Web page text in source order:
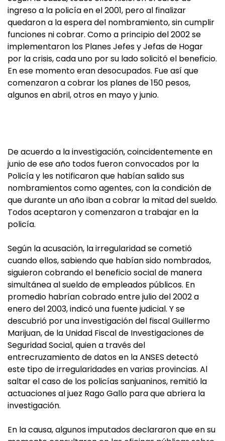
ingreso a la policía en el 2001, pero al finalizar
quedaron a la espera del nombramiento, sin cumplir
funciones ni cobrar. Como a principio del 2002 se
implementaron los Planes Jefes y Jefas de Hogar
por la crisis, cada uno por su lado solicitó el beneficio.
En ese momento eran desocupados. Fue así que
comenzaron a cobrar los planes de 150 pesos,
algunos en abril, otros en mayo y junio.
De acuerdo a la investigación, coincidentemente en
junio de ese año todos fueron convocados por la
Policía y les notificaron que habían salido sus
nombramientos como agentes, con la condición de
que durante un año iban a cobrar la mitad del sueldo.
Todos aceptaron y comenzaron a trabajar en la
policía.
Según la acusación, la irregularidad se cometió
cuando ellos, sabiendo que habían sido nombrados,
siguieron cobrando el beneficio social de manera
simultánea al sueldo de empleados públicos. En
promedio habrían cobrado entre julio del 2002 a
enero del 2003, indicó una fuente judicial. Y se
descubrió por una investigación del fiscal Guillermo
Marijuan, de la Unidad Fiscal de Investigaciones de
Seguridad Social, quien a través del
entrecruzamiento de datos en la ANSES detectó
este tipo de irregularidades en varias provincias. Al
saltar el caso de los policías sanjuaninos, remitió la
actuaciones al juez Rago Gallo para que abriera la
investigación.
En la causa, algunos imputados declararon que en su